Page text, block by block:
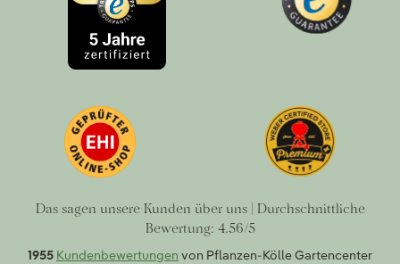
Das sagen unsere Kunden über uns | Durchschnittliche
Bewertung: 4.56/5
1955 Kundenbewertungen von Pflanzen-Kölle Gartencenter